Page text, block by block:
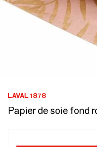
LAVAL 1878
Papier de soie fond